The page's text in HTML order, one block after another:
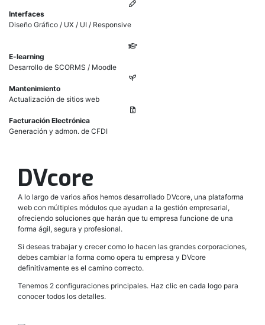
Interfaces
Diseño Gráfico / UX / UI / Responsive
E-learning
Desarrollo de SCORMS / Moodle
Mantenimiento
Actualización de sitios web
Facturación Electrónica
Generación y admon. de CFDI
DVcore
A lo largo de varios años hemos desarrollado DVcore, una plataforma
web con múltiples módulos que ayudan a la gestión empresarial,
ofreciendo soluciones que harán que tu empresa funcione de una
forma ágil, segura y profesional.
Si deseas trabajar y crecer como lo hacen las grandes corporaciones,
debes cambiar la forma como opera tu empresa y DVcore
definitivamente es el camino correcto.
Tenemos 2 configuraciones principales. Haz clic en cada logo para
conocer todos los detalles.